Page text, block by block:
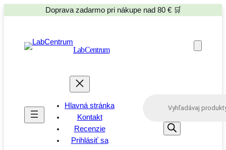
Doprava zadarmo pri nákupe nad 80 € 🛒
LabCentrum
Hlavná stránka
Kontakt
Recenzie
Prihlásiť sa